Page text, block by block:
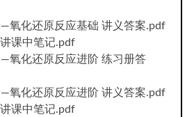
氧化还原反应基础 讲义答案.pdf
课中笔记.pdf
氧化还原反应进阶 练习册答
氧化还原反应进阶 讲义答案.pdf
课中笔记.pdf